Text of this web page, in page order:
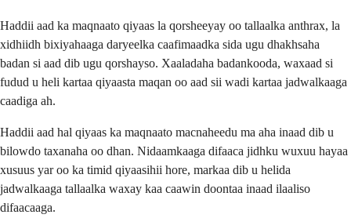
Haddii aad ka maqnaato qiyaas la qorsheeyay oo tallaalka anthrax, la
xidhiidh bixiyahaaga daryeelka caafimaadka sida ugu dhakhsaha
badan si aad dib ugu qorshayso. Xaaladaha badankooda, waxaad si
fudud u heli kartaa qiyaasta maqan oo aad sii wadi kartaa jadwalkaaga
caadiga ah.
Haddii aad hal qiyaas ka maqnaato macnaheedu ma aha inaad dib u
bilowdo taxanaha oo dhan. Nidaamkaaga difaaca jidhku wuxuu hayaa
xusuus yar oo ka timid qiyaasihii hore, markaa dib u helida
jadwalkaaga tallaalka waxay kaa caawin doontaa inaad ilaaliso
difaacaaga.